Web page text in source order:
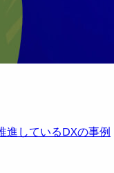
進しているDXの事例